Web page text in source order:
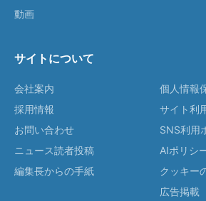
動画
サイトについて
会社案内
採用情報
お問い合わせ
ニュース読者投稿
編集長からの手紙
個人情報
サイト利
SNS利用
AIポリシ
クッキー
広告掲載